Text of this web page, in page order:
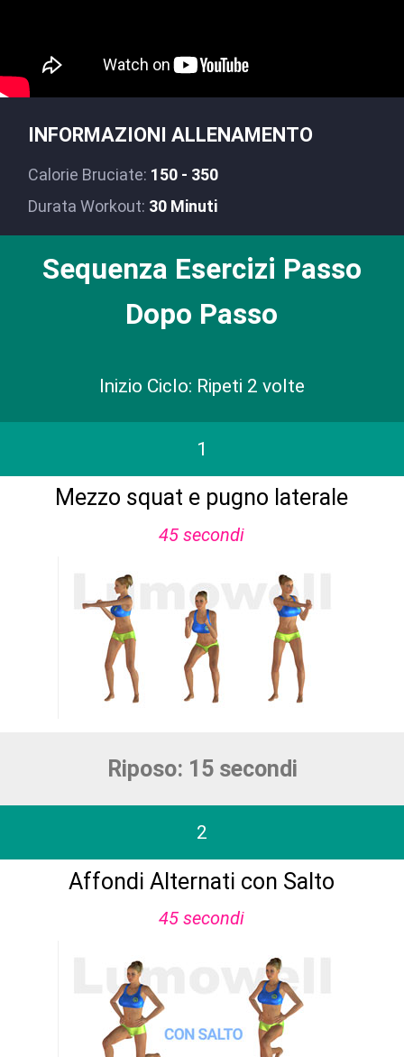
INFORMAZIONI ALLENAMENTO
Calorie Bruciate: 150 - 350
Durata Workout: 30 Minuti
Sequenza Esercizi Passo
Dopo Passo
Inizio Ciclo: Ripeti 2 volte
1
Mezzo squat e pugno laterale
45 secondi
Riposo: 15 secondi
2
Affondi Alternati con Salto
45 secondi